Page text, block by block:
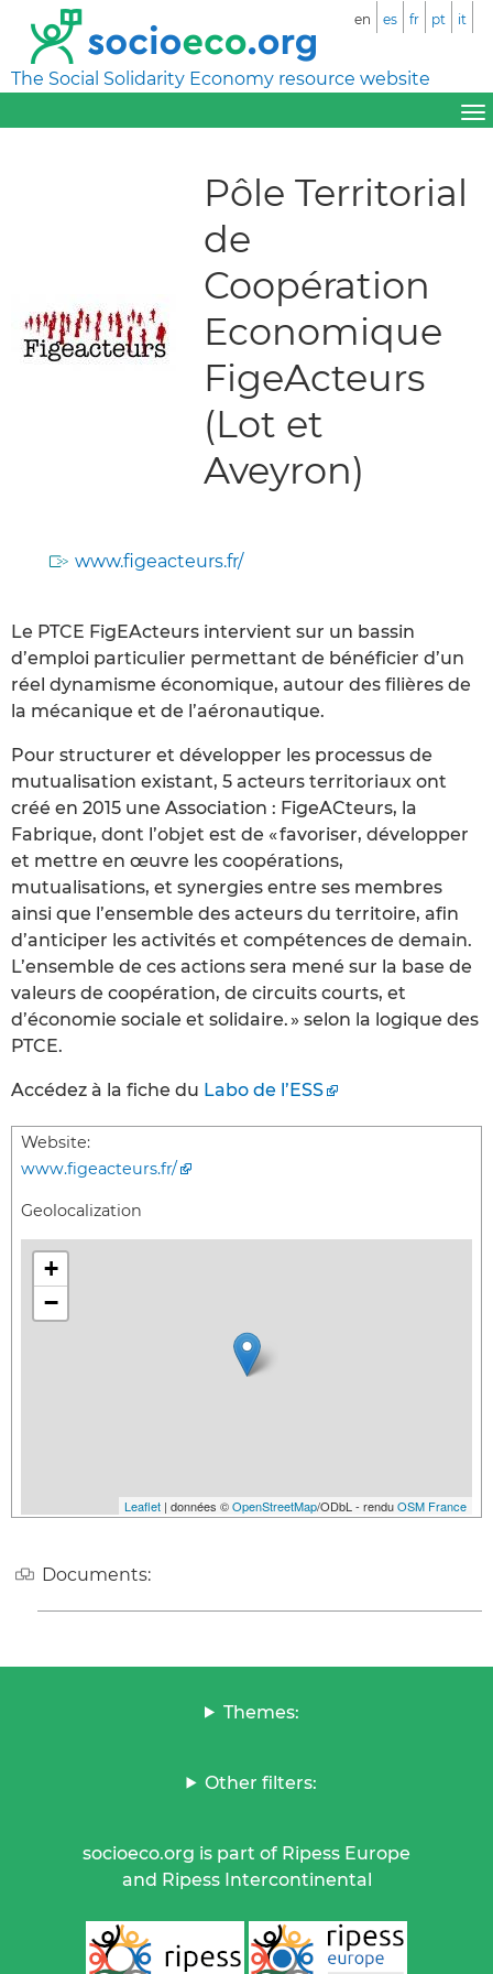
The Social Solidarity Economy resource website
en es fr pt it
Pôle Territorial
de
Coopération
Economique
FigeActeurs
(Lot et
Aveyron)
www.figeacteurs.fr/
Le PTCE FigEActeurs intervient sur un bassin
d’emploi particulier permettant de bénéficier d’un
réel dynamisme économique, autour des filières de
la mécanique et de l’aéronautique.
Pour structurer et développer les processus de
mutualisation existant, 5 acteurs territoriaux ont
créé en 2015 une Association : FigeACteurs, la
Fabrique, dont l’objet est de « favoriser, développer
et mettre en œuvre les coopérations,
mutualisations, et synergies entre ses membres
ainsi que l’ensemble des acteurs du territoire, afin
d’anticiper les activités et compétences de demain.
L’ensemble de ces actions sera mené sur la base de
valeurs de coopération, de circuits courts, et
d’économie sociale et solidaire. » selon la logique des
PTCE.
Accédez à la fiche du Labo de l’ESS
Website:
www.figeacteurs.fr/
Geolocalization
+
−
Leaflet | données ©OpenStreetMap/ODbL - renduOSM France
Documents:
Themes:
Other filters:
socioeco.org is part of Ripess Europe
and Ripess Intercontinental